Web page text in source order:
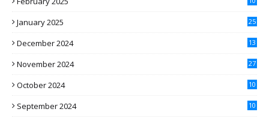
January 2025 25
December 2024 13
November 2024 27
October 2024 10
September 2024 10